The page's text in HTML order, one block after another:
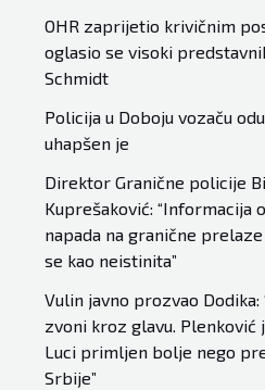
OHR zaprijetio krivičnim
oglasio se visoki
Schmidt
Policija u Doboju vozaču
uhapšen je
Direktor Granične policije
Kuprešaković: “Informacija
napada na granične
se kao neistinita”
Vulin javno prozvao Dodika:
zvoni kroz glavu. Plenković
Luci primljen bolje nego
Srbije”